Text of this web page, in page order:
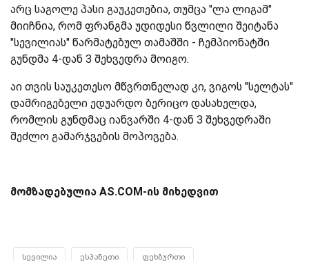
არც საგოლე პასი გაუკეთებია, თუმცა "ლა ლიგამ"
მიიჩნია, რომ ფრანგმა უდიდესი წვლილი შეიტანა
"სევილიას" წარმატებულ თამაშში - ჩემპიონატში
გუნდმა 4-დან 3 შეხვედრა მოიგო.
აი თვის საუკეთესო მწვრთნელად კი, ვიგოს "სელტას"
დამრიგებელი ედუარდო ბერიცო დასახელდა,
რომლის გუნდმაც იანვარში 4-დან 3 შეხვედრაში
შეძლო გამარჯვების მოპოვება.
მომზადებულია AS.COM-ის მიხედვით
სევილია ესპანეთი ფეხბურთი